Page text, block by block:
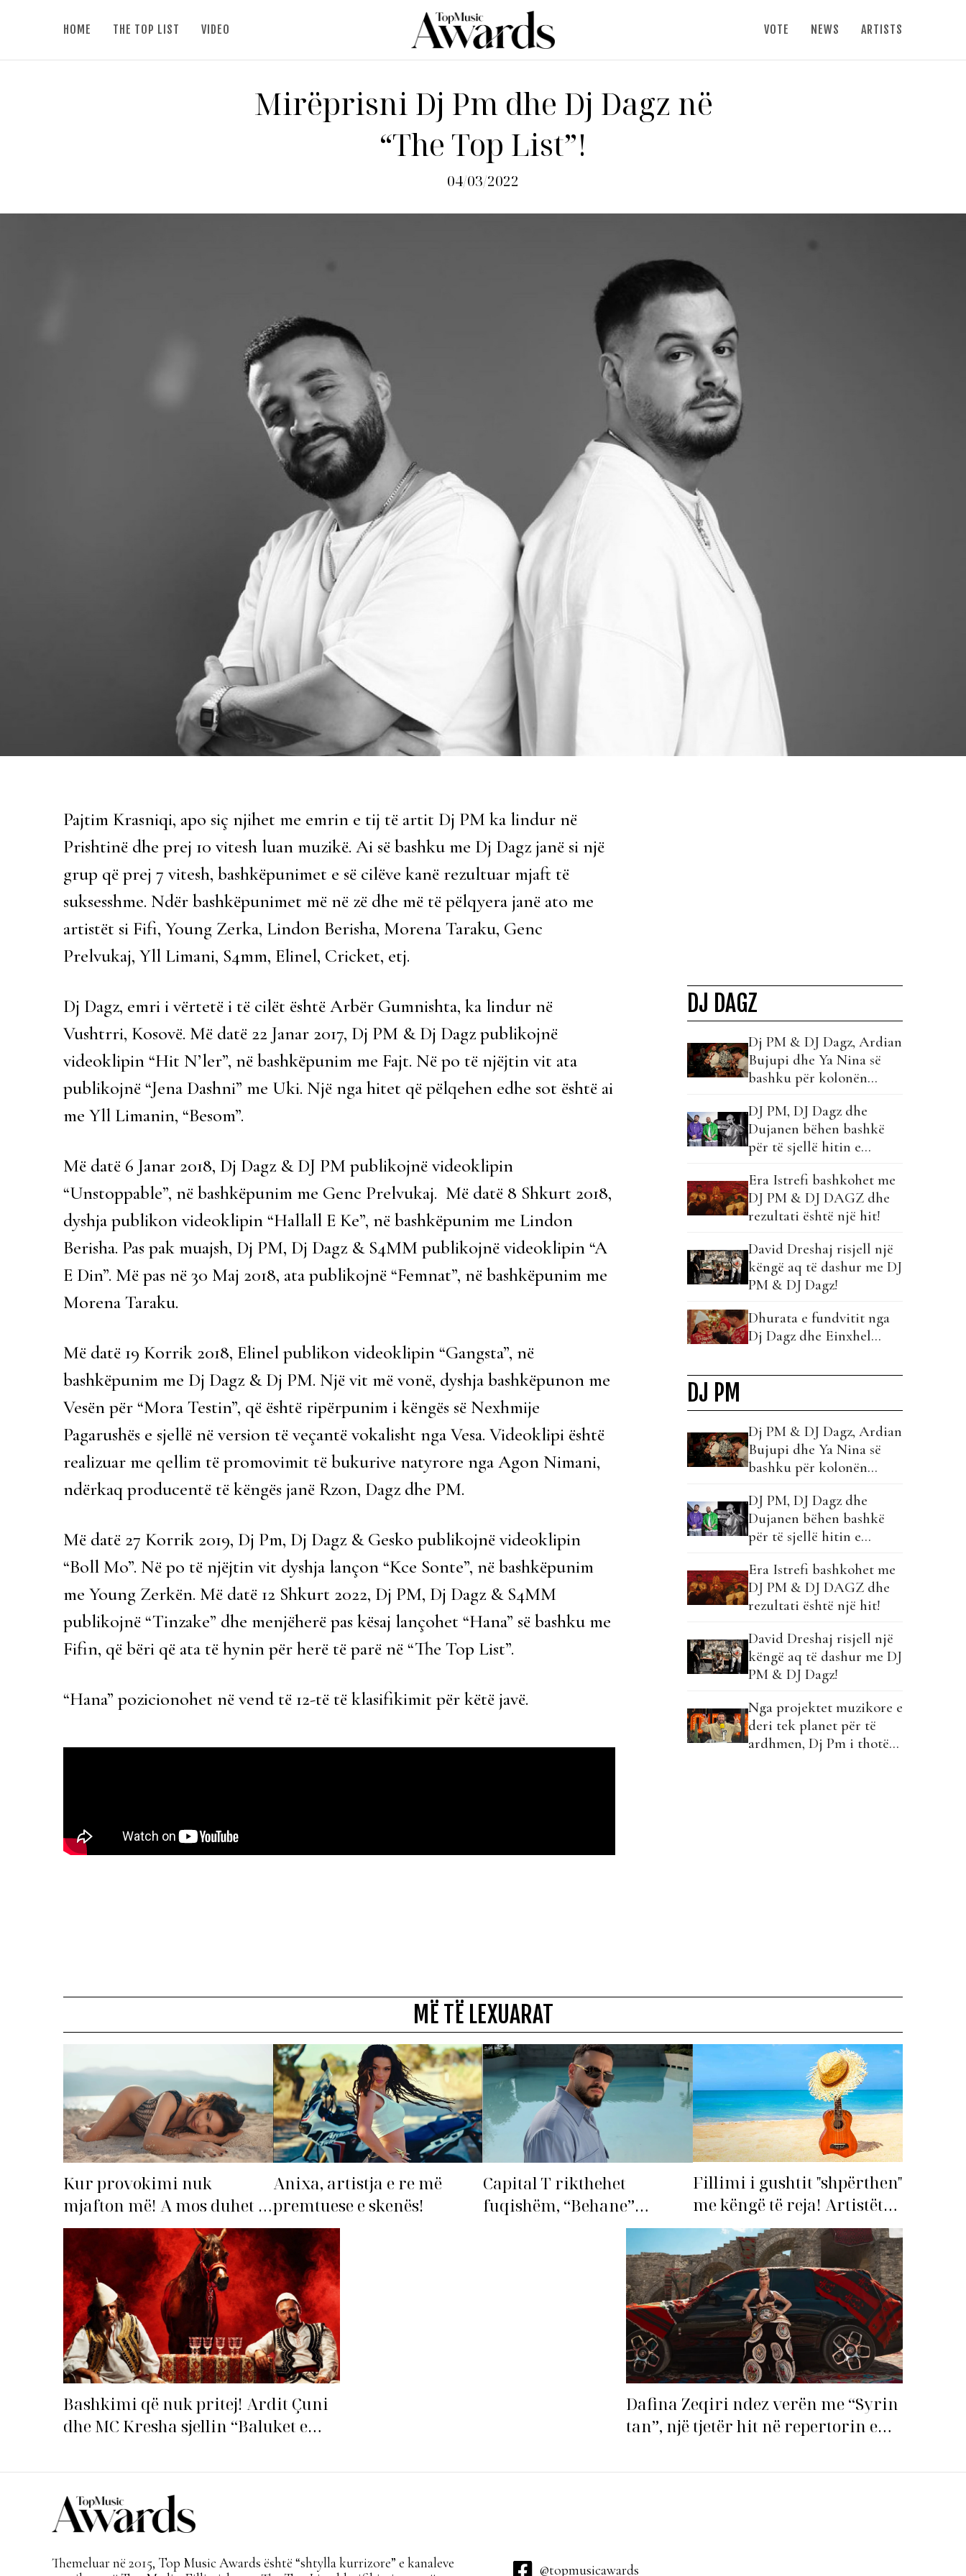
HOME THE TOP LIST VIDEO VOTE NEWS ARTISTS
Mirëprisni Dj Pm dhe Dj Dagz në
“The Top List”!
04/03/2022
Pajtim Krasniqi, apo siç njihet me emrin e tij të artit Dj PM ka lindur në
Prishtinë dhe prej 10 vitesh luan muzikë. Ai së bashku me Dj Dagz janë si një
grup që prej 7 vitesh, bashkëpunimet e së cilëve kanë rezultuar mjaft të
suksesshme. Ndër bashkëpunimet më në zë dhe më të pëlqyera janë ato me
artistët si Fifi, Young Zerka, Lindon Berisha, Morena Taraku, Genc
Prelvukaj, Yll Limani, S4mm, Elinel, Cricket, etj.
Dj Dagz, emri i vërtetë i të cilët është Arbër Gumnishta, ka lindur në
Vushtrri, Kosovë. Më datë 22 Janar 2017, Dj PM & Dj Dagz publikojnë
videoklipin “Hit N’ler”, në bashkëpunim me Fajt. Në po të njëjtin vit ata
publikojnë “Jena Dashni” me Uki. Një nga hitet që pëlqehen edhe sot është ai
me Yll Limanin, “Besom”.
Më datë 6 Janar 2018, Dj Dagz & DJ PM publikojnë videoklipin
“Unstoppable”, në bashkëpunim me Genc Prelvukaj. Më datë 8 Shkurt 2018,
dyshja publikon videoklipin “Hallall E Ke”, në bashkëpunim me Lindon
Berisha. Pas pak muajsh, Dj PM, Dj Dagz & S4MM publikojnë videoklipin “A
E Din”. Më pas në 30 Maj 2018, ata publikojnë “Femnat”, në bashkëpunim me
Morena Taraku.
Më datë 19 Korrik 2018, Elinel publikon videoklipin “Gangsta”, në
bashkëpunim me Dj Dagz & Dj PM. Një vit më vonë, dyshja bashkëpunon me
Vesën për “Mora Testin”, që është ripërpunim i këngës së Nexhmije
Pagarushës e sjellë në version të veçantë vokalisht nga Vesa. Videoklipi është
realizuar me qellim të promovimit të bukurive natyrore nga Agon Nimani,
ndërkaq producentë të këngës janë Rzon, Dagz dhe PM.
Më datë 27 Korrik 2019, Dj Pm, Dj Dagz & Gesko publikojnë videoklipin
“Boll Mo”. Në po të njëjtin vit dyshja lançon “Kce Sonte”, në bashkëpunim
me Young Zerkën. Më datë 12 Shkurt 2022, Dj PM, Dj Dagz & S4MM
publikojnë “Tinzake” dhe menjëherë pas kësaj lançohet “Hana” së bashku me
Fifin, që bëri që ata të hynin për herë të parë në “The Top List”.
“Hana” pozicionohet në vend të 12-të të klasifikimit për këtë javë.
DJ DAGZ
Dj PM & DJ Dagz, Ardian
Bujupi dhe Ya Nina së
bashku për kolonën
DJ PM, DJ Dagz dhe
Dujanen bëhen bashkë
për të sjellë hitin e
Era Istrefi bashkohet me
DJ PM & DJ DAGZ dhe
rezultati është një hit!
David Dreshaj risjell një
këngë aq të dashur me DJ
PM & DJ Dagz!
Dhurata e fundvitit nga
Dj Dagz dhe Einxhel…
DJ PM
Dj PM & DJ Dagz, Ardian
Bujupi dhe Ya Nina së
bashku për kolonën
DJ PM, DJ Dagz dhe
Dujanen bëhen bashkë
për të sjellë hitin e
Era Istrefi bashkohet me
DJ PM & DJ DAGZ dhe
rezultati është një hit!
David Dreshaj risjell një
këngë aq të dashur me DJ
PM & DJ Dagz!
Nga projektet muzikore e
deri tek planet për të
ardhmen, Dj Pm i thotë
MË TË LEXUARAT
Kur provokimi nuk
mjafton më! A mos duhet të
‘dorëzohet’ Bleona?
Anixa, artistja e re më
premtuese e skenës!
Capital T rikthehet
fuqishëm, “Behane”
premton të bëhet fiksimi i
Fillimi i gushtit "shpërthen"
me këngë të reja! Artistët
shqiptarë hapin garën për
hitin e verës!
Bashkimi që nuk pritej! Ardit Çuni
dhe MC Kresha sjellin “Baluket e
Dafina Zeqiri ndez verën me “Syrin
tan”, një tjetër hit në repertorin e
Themeluar në 2015, Top Music Awards është “shtylla kurrizore” e kanaleve
@topmusicawards